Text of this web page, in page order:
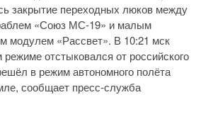
закрытие переходных люков между
«Союз МС-19» и малым
модулем «Рассвет». В 10:21 мск
отстыковался от российского
в режим автономного полёта
сообщает пресс-служба